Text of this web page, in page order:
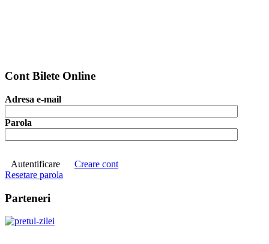
Cont Bilete Online
Adresa e-mail
Parola
Autentificare
Creare cont
Resetare parola
Parteneri